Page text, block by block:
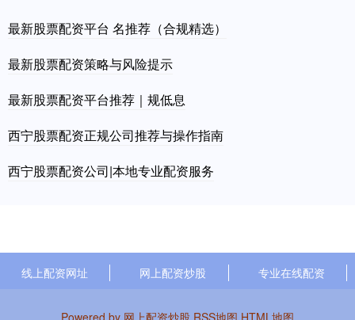
最新股票配资平台 名推荐（合规精选）
最新股票配资策略与风险提示
最新股票配资平台推荐｜规低息
西宁股票配资正规公司推荐与操作指南
西宁股票配资公司|本地专业配资服务
线上配资网址 网上配资炒股 专业在线配资